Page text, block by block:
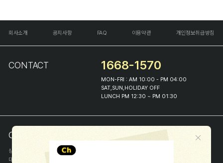
회사소개 공지사항 FAQ 이용약관 개인정보취급방침
CONTACT 1668-1570
MON-FRI : AM 10:00 - PM 04:00
SAT,SUN,HOLIDAY OFF
LUNCH PM 12:30 ~ PM 01:30
COMPANY INFO
상호
(주)해피프린스
대표